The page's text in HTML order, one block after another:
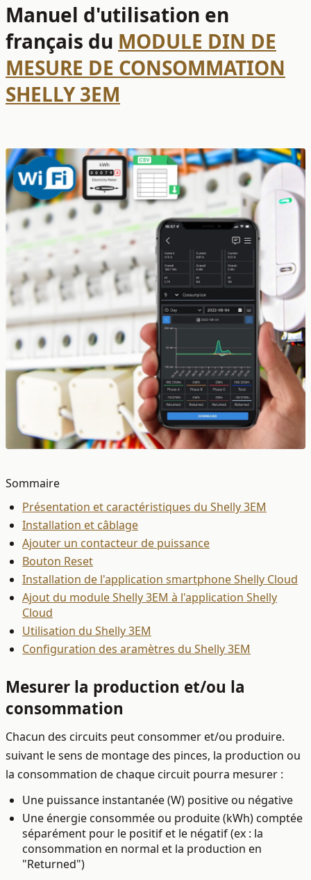
Manuel d'utilisation en
français du MODULE DIN DE
MESURE DE CONSOMMATION
SHELLY 3EM
Sommaire
Présentation et caractéristiques du Shelly 3EM
Installation et câblage
Ajouter un contacteur de puissance
Bouton Reset
Installation de l'application smartphone Shelly Cloud
Ajout du module Shelly 3EM à l'application Shelly
Cloud
Utilisation du Shelly 3EM
Configuration des aramètres du Shelly 3EM
Mesurer la production et/ou la
consommation
Chacun des circuits peut consommer et/ou produire.
suivant le sens de montage des pinces, la production ou
la consommation de chaque circuit pourra mesurer :
Une puissance instantanée (W) positive ou négative
Une énergie consommée ou produite (kWh) comptée
séparément pour le positif et le négatif (ex : la
consommation en normal et la production en
"Returned")